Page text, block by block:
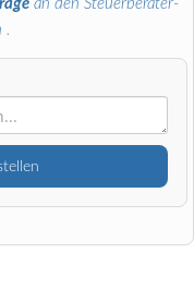
an den Steuerberater-
.